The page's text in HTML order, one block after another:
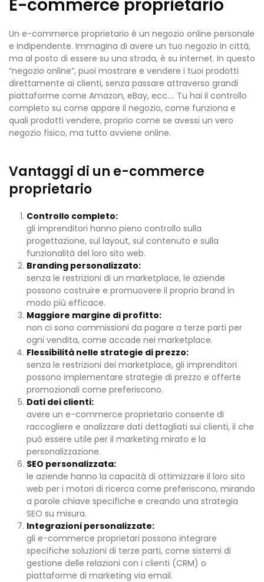
E-commerce proprietario
Un e-commerce proprietario è un negozio online personale
e indipendente. Immagina di avere un tuo negozio in città,
ma al posto di essere su una strada, è su internet. In questo
“negozio online”, puoi mostrare e vendere i tuoi prodotti
direttamente ai clienti, senza passare attraverso grandi
piattaforme come Amazon, eBay, ecc…. Tu hai il controllo
completo su come appare il negozio, come funziona e
quali prodotti vendere, proprio come se avessi un vero
negozio fisico, ma tutto avviene online.
Vantaggi di un e-commerce
proprietario
Controllo completo:
gli imprenditori hanno pieno controllo sulla
progettazione, sul layout, sul contenuto e sulla
funzionalità del loro sito web.
Branding personalizzato:
senza le restrizioni di un marketplace, le aziende
possono costruire e promuovere il proprio brand in
modo più efficace.
Maggiore margine di profitto:
non ci sono commissioni da pagare a terze parti per
ogni vendita, come accade nei marketplace.
Flessibilità nelle strategie di prezzo:
senza le restrizioni dei marketplace, gli imprenditori
possono implementare strategie di prezzo e offerte
promozionali come preferiscono.
Dati dei clienti:
avere un e-commerce proprietario consente di
raccogliere e analizzare dati dettagliati sui clienti, il che
può essere utile per il marketing mirato e la
personalizzazione.
SEO personalizzata:
le aziende hanno la capacità di ottimizzare il loro sito
web per i motori di ricerca come preferiscono, mirando
a parole chiave specifiche e creando una strategia
SEO su misura.
Integrazioni personalizzate:
gli e-commerce proprietari possono integrare
specifiche soluzioni di terze parti, come sistemi di
gestione delle relazioni con i clienti (CRM) o
piattaforme di marketing via email.